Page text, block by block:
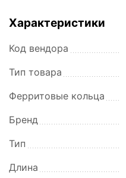
Характеристики
Код вендора
Тип товара
Ферритовые кольца
Бренд
Тип
Длина